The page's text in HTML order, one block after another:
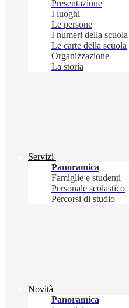
Presentazione
I luoghi
Le persone
I numeri della scuola
Le carte della scuola
Organizzazione
La storia
Servizi
Panoramica
Famiglie e studenti
Personale scolastico
Percorsi di studio
Novità
Panoramica